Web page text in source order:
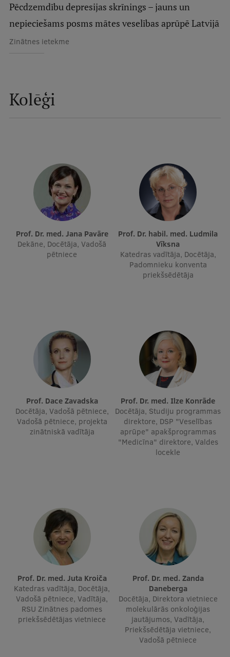
Studiju norises vietas
Fakultātes
Struktūra
Vēsture un tradīcijas
Aula
Muzeji un ekspozīcijas
Ģerbonis
Projekti
Reitingi
Dati par 2025. gadu
Suvenīri un grāmatas
Mūžizglītība
Ētikas un līdztiesības mācības
ESF kvalifikācijas celšanas kursi
Pedagoģiskās izaugsmes centrs
Kvalifikācijas atbilstības pārbaude
Pētniecība
Zinātniskie institūti un laboratorijas
Pēcdzemdību depresijas skrīnings – jauns un
nepieciešams posms mātes veselības aprūpē Latvijā
Zinātnes ietekme
Kolēģi
Prof. Dr. med. Jana Pavāre
Dekāne, Docētāja, Vadošā
pētniece
Prof. Dr. habil. med. Ludmila
Vīksna
Katedras vadītāja, Docētāja,
Padomnieku konventa
priekšsēdētāja
Prof. Dace Zavadska
Docētāja, Vadošā pētniece,
Vadošā pētniece, projekta
zinātniskā vadītāja
Prof. Dr. med. Ilze Konrāde
Docētāja, Studiju programmas
direktore, DSP "Veselības
aprūpe" apakšprogrammas
"Medicīna" direktore, Valdes
locekle
Prof. Dr. med. Juta Kroiča
Katedras vadītāja, Docētāja,
Vadošā pētniece, Vadītāja,
RSU Zinātnes padomes
priekšsēdētājas vietniece
Prof. Dr. med. Zanda
Daneberga
Docētāja, Direktora vietniece
molekulārās onkoloģijas
jautājumos, Vadītāja,
Priekšsēdētāja vietniece,
Vadošā pētniece